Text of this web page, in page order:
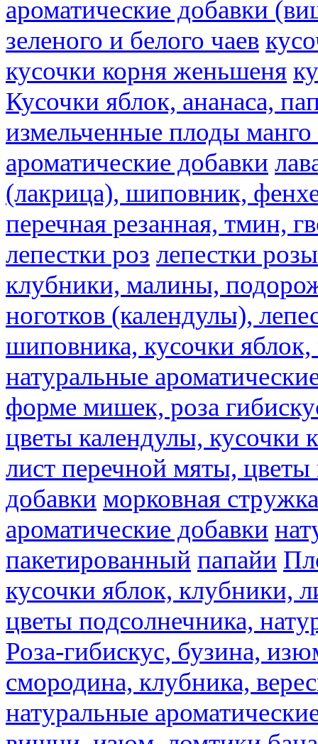
ароматические добавки
зеленого и белого чаев
кусочки корня женьшеня
Кусочки яблок, ананаса,
измельченные плоды
ароматические добавки
(лакрица), шиповник,
перечная резанная, тмин,
лепестки роз лепестки розы
клубники, малины,
ноготков (календулы),
шиповника, кусочки
натуральные
форме мишек, роза
цветы календулы, кусочки
лист перечной мяты,
добавки морковная стружка
ароматические добавки
пакетированный папайи
кусочки яблок, клубники,
цветы подсолнечника,
Роза-гибискус, бузина,
смородина, клубника,
натуральные